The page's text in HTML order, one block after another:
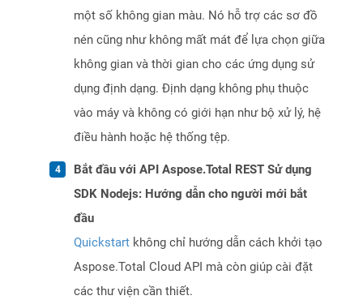
một số không gian màu. Nó hỗ trợ các sơ đồ
nén cũng như không mất mát để lựa chọn giữa
không gian và thời gian cho các ứng dụng sử
dụng định dạng. Định dạng không phụ thuộc
vào máy và không có giới hạn như bộ xử lý, hệ
điều hành hoặc hệ thống tệp.
Bắt đầu với API Aspose.Total REST Sử dụng
SDK Nodejs: Hướng dẫn cho người mới bắt
đầu
Quickstart không chỉ hướng dẫn cách khởi tạo
Aspose.Total Cloud API mà còn giúp cài đặt
các thư viện cần thiết.